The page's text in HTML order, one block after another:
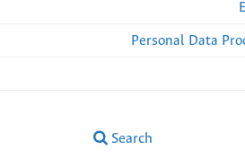
Personal Data
Search